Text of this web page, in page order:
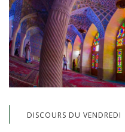
DISCOURS DU VENDREDI